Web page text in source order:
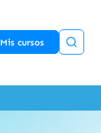
Mis cursos